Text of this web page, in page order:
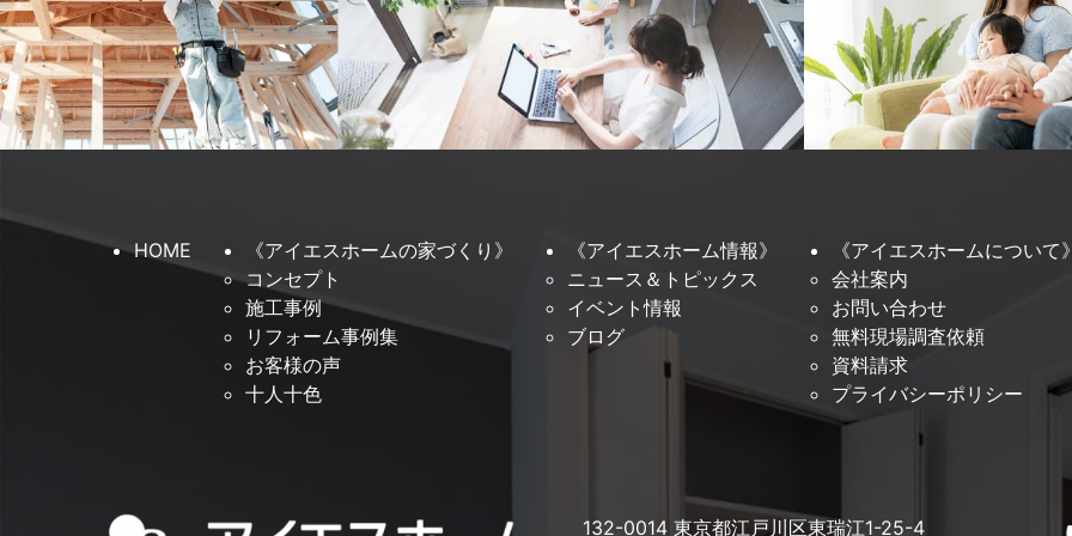
HOME
《アイエスホームの家づくり》
コンセプト
施工事例
リフォーム事例集
お客様の声
十人十色
《アイエスホーム情報》
ニュース＆トピックス
イベント情報
ブログ
《アイエスホームについて
会社案内
お問い合わせ
無料現場調査依頼
資料請求
プライバシーポリシー
132-0014 東京都江戸川区東瑞江1-25-4